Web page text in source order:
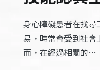
身心障礙患者在找尋
易，時常會受到社
而，在經過相關的…